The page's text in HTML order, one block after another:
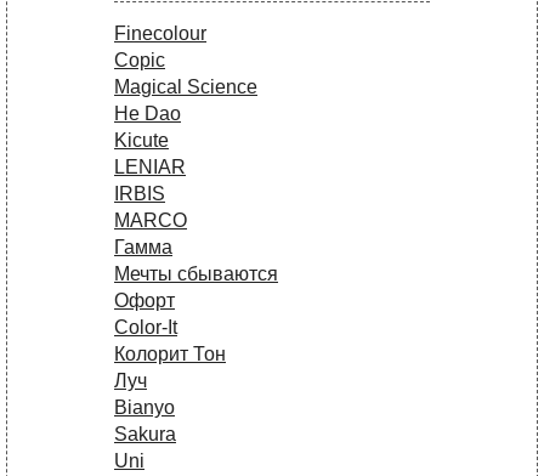
Finecolour
Copic
Magical Science
He Dao
Kicute
LENIAR
IRBIS
MARCO
Гамма
Мечты сбываются
Офорт
Сolor-It
Колорит Тон
Луч
Bianyo
Sakura
Uni